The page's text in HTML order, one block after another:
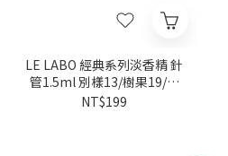
LE LABO 經典系列淡香精 針
管1.5ml 別樣13/樹果19/佛
手柑22/橙花27/黑茶29/玫瑰
NT$199